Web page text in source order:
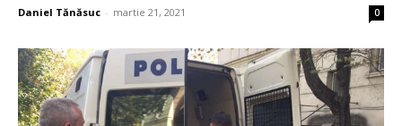
Daniel Tănăsuc - martie 21, 2021 0